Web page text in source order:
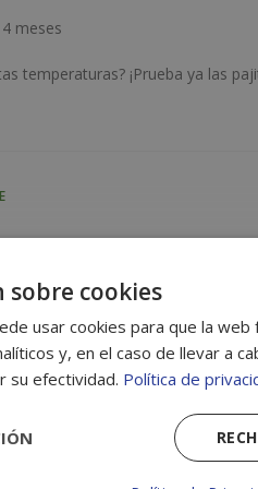
meses
temperaturas? ¡Prueba ya las
Los campos obligatorios
cookies
usar cookies para que la
y, en el caso de llevar a
su efectividad. Política de